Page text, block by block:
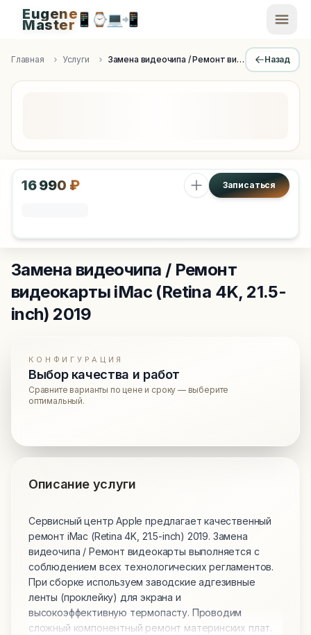
Apple Diagnostics & Engineering Authority in Saint
Eugene
Master📱 ⌚💻📲
Главная Услуги Замена видеочипа / Ремонт видеокарты Назад
16 990 ₽ Записаться
Замена видеочипа / Ремонт
видеокарты iMac (Retina 4K, 21.5-
inch) 2019
КОНФИГУРАЦИЯ
Выбор качества и работ
Сравните варианты по цене и сроку — выберите
оптимальный.
Описание услуги
Сервисный центр Apple предлагает качественный
ремонт iMac (Retina 4K, 21.5-inch) 2019. Замена
видеочипа / Ремонт видеокарты выполняется с
соблюдением всех технологических регламентов.
При сборке используем заводские адгезивные
ленты (проклейку) для экрана и
высокоэффективную термопасту. Проводим
сложный компонентный ремонт материнских плат.